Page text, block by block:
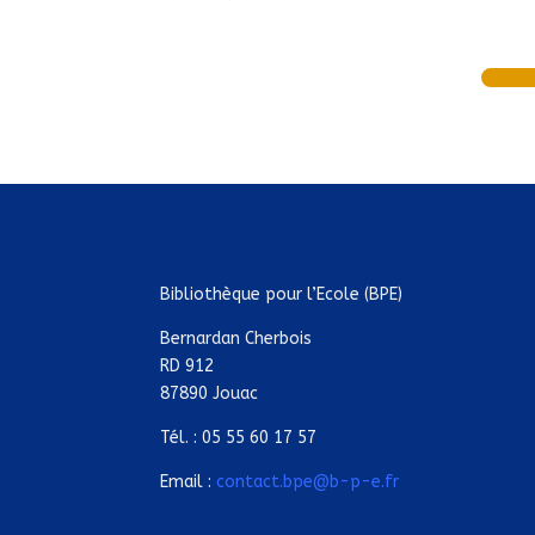
Bibliothèque pour l’Ecole (BPE)
Bernardan Cherbois
RD 912
87890 Jouac
Tél. : 05 55 60 17 57
Email : contact.bpe@b-p-e.fr